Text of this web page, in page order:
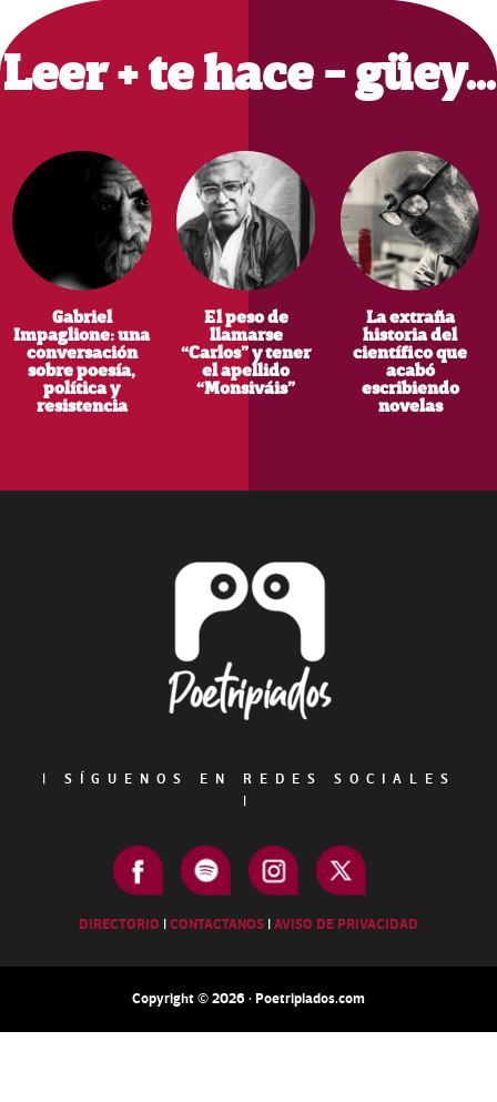
Sidebar
Leer + te hace - güey…
Gabriel
Impaglione: una
conversación
sobre poesía,
política y
resistencia
El peso de
llamarse
“Carlos” y tener
el apellido
“Monsiváis”
La extraña
historia del
científico que
acabó
escribiendo
novelas
|
SÍGUENOS EN REDES SOCIALES
|
DIRECTORIO |CONTACTANOS |AVISO DE PRIVACIDAD
Copyright © 2026 · Poetripiados.com